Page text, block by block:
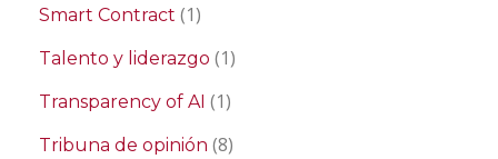
Smart Contract (1)
Talento y liderazgo (1)
Transparency of AI (1)
Tribuna de opinión (8)